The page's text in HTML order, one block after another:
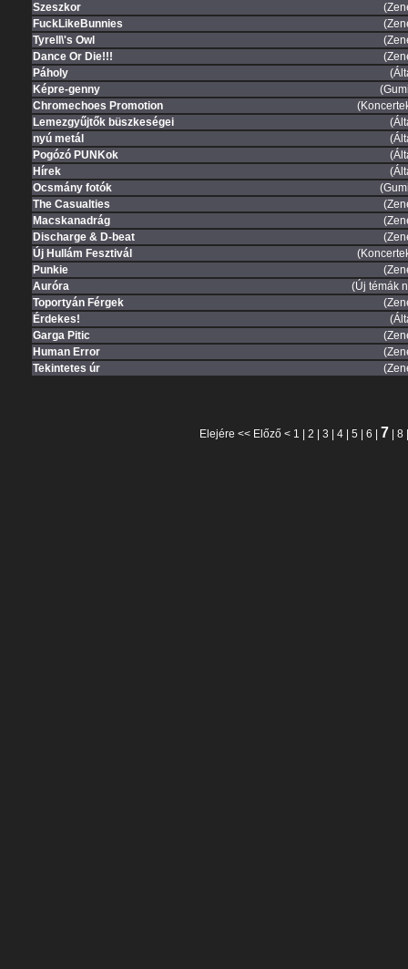
Szeszkor
FuckLikeBunnies
Tyrell\'s Owl
Dance Or Die!!!
Páholy
Képre-genny
Chromechoes Promotion
Lemezgyűjtők büszkeségei
nyú metál
Pogózó PUNKok
Hírek
Ocsmány fotók
The Casualties
Macskanadrág
Discharge & D-beat
Új Hullám Fesztivál
Punkie
Auróra
(Új témák
Toportyán Férgek
Érdekes!
Garga Pitic
Human Error
Tekintetes úr
Elejére << Előző < 1 2 3 4 5 6 7 8